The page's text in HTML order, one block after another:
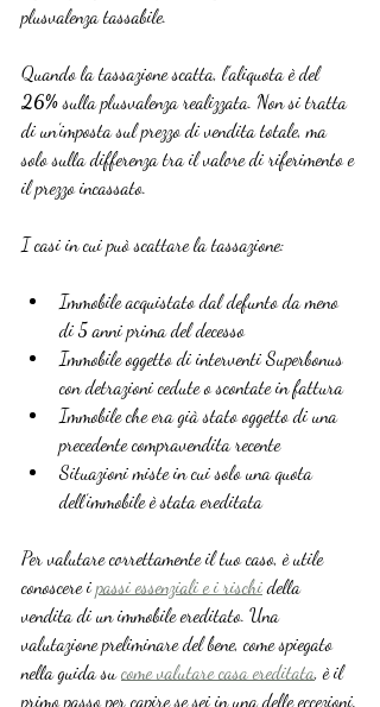
plusvalenza tassabile.
Quando la tassazione scatta, l’aliquota è del
26% sulla plusvalenza realizzata. Non si tratta
di un’imposta sul prezzo di vendita totale, ma
solo sulla differenza tra il valore di riferimento e
il prezzo incassato.
I casi in cui può scattare la tassazione:
Immobile acquistato dal defunto da meno
di 5 anni prima del decesso
Immobile oggetto di interventi Superbonus
con detrazioni cedute o scontate in fattura
Immobile che era già stato oggetto di una
precedente compravendita recente
Situazioni miste in cui solo una quota
dell’immobile è stata ereditata
Per valutare correttamente il tuo caso, è utile
conoscere i passi essenziali e i rischi della
vendita di un immobile ereditato. Una
valutazione preliminare del bene, come spiegato
nella guida su come valutare casa ereditata, è il
primo passo per capire se sei in una delle eccezioni.